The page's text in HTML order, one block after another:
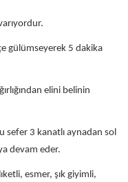
gülümseyerek 5 dakika
elini belinin
3 kanatlı aynadan sol
devam eder.
esmer, şık giyimli,